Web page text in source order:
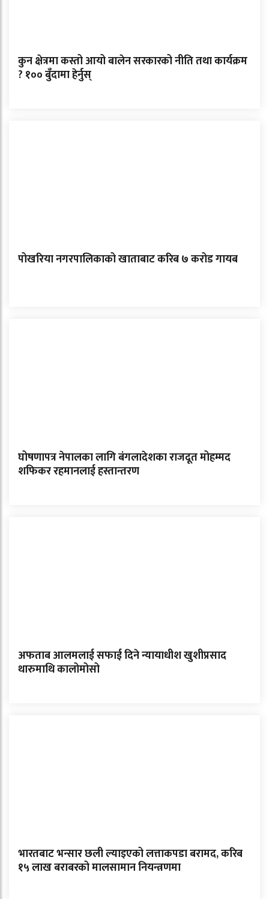
कुन क्षेत्रमा कस्तो आयो बालेन सरकारको नीति तथा कार्यक्रम
? १०० बुँदामा हेर्नुस्
पोखरिया नगरपालिकाको खाताबाट करिब ७ करोड गायब
घोषणापत्र नेपालका लागि बंगलादेशका राजदूत मोहम्मद
शफिकर रहमानलाई हस्तान्तरण
अफताब आलमलाई सफाई दिने न्यायाधीश खुशीप्रसाद
थारुमाथि कालोमोसो
भारतबाट भन्सार छली ल्याइएको लत्ताकपडा बरामद, करिब
१५ लाख बराबरको मालसामान नियन्त्रणमा